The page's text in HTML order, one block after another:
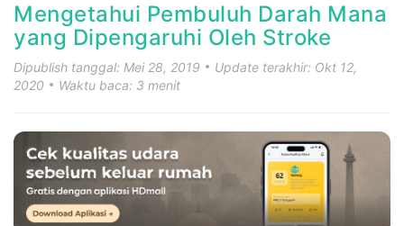
​Mengetahui Pembuluh Darah Mana
yang Dipengaruhi Oleh Stroke
Dipublish tanggal: Mei 28, 2019
Update terakhir: Okt 12,
2020
Waktu baca: 3 menit